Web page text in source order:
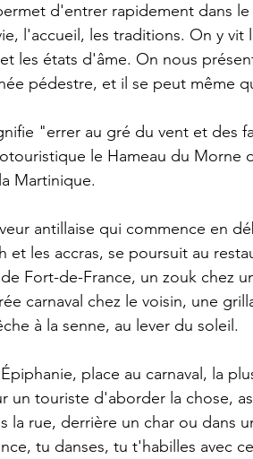
d'entrer rapidement dans
l'accueil, les traditions. On y vit
les états d'âme. On nous
pédestre, et il se peut même
"errer au gré du vent et des
le Hameau du Morne
Martinique.
antillaise qui commence en
et les accras, se poursuit au
Fort-de-France, un zouk chez
carnaval chez le voisin, une
à la senne, au lever du soleil.
place au carnaval, la
un touriste d'aborder la chose,
la rue, derrière un char ou dans
tu danses, tu t'habilles avec